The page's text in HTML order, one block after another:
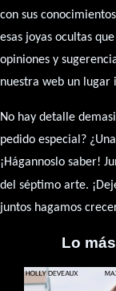
con sus
esas joyas ocultas
opiniones y
nuestra web un lugar
No hay detalle
pedido especial?
¡Hágannoslo saber!
del séptimo arte.
juntos hagamos
Lo